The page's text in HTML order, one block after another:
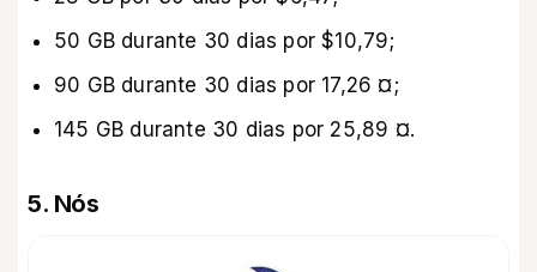
50 GB durante 30 dias por $10,79;
90 GB durante 30 dias por 17,26 ¤;
145 GB durante 30 dias por 25,89 ¤.
5. Nós